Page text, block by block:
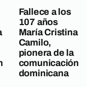
Fallece a los
107 años
María Cristina
Camilo,
pionera de la
comunicación
dominicana